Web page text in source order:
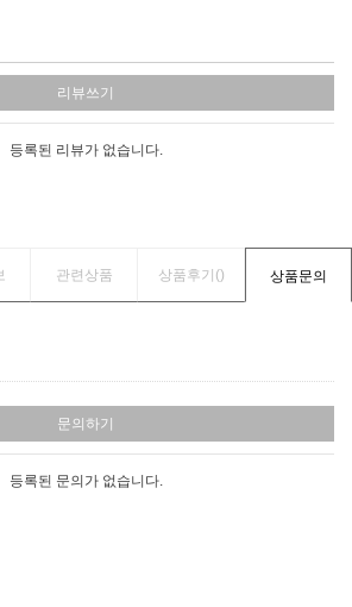
리뷰쓰기
등록된 리뷰가 없습니다.
관련상품 상품후기() 상품문의
문의하기
등록된 문의가 없습니다.